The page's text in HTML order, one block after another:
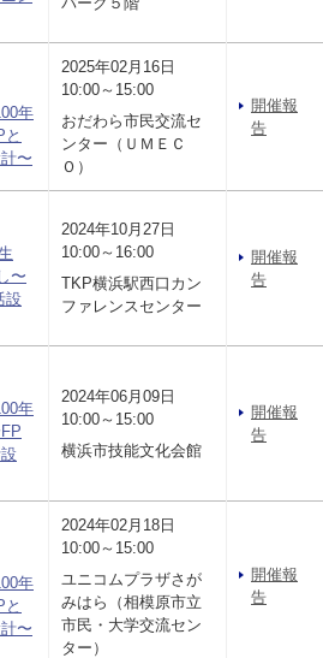
年
〜
2025年02月16日
10:00～15:00
おだわら市民交流セ
ンター（ＵＭＥＣ
Ｏ）
開催報
告
〜
設
2024年10月27日
10:00～16:00
TKP横浜駅西口カン
ファレンスセンター
開催報
告
年
2024年06月09日
10:00～15:00
横浜市技能文化会館
開催報
告
年
〜
2024年02月18日
10:00～15:00
ユニコムプラザさが
みはら（相模原市立
市民・大学交流セン
ター）
開催報
告